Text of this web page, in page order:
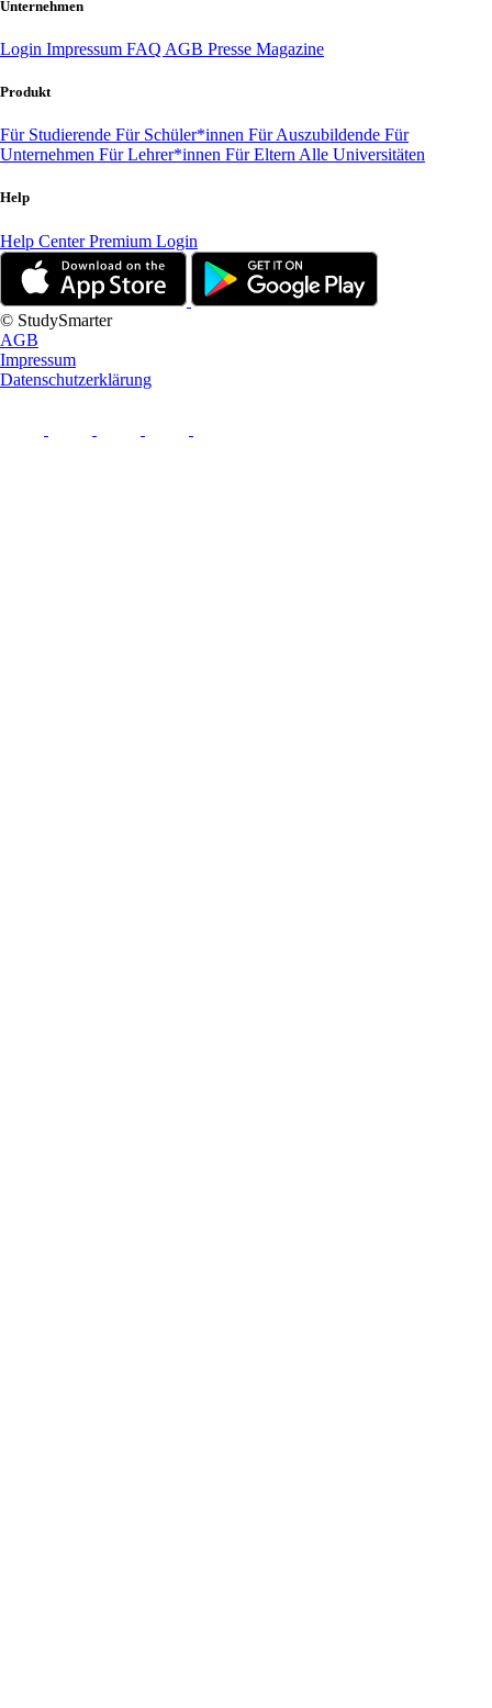
Unternehmen
Login Impressum FAQ AGB Presse Magazine
Produkt
Für Studierende Für Schüler*innen Für Auszubildende Für
Unternehmen Für Lehrer*innen Für Eltern Alle Universitäten
Help
Help CenterPremium Login
© StudySmarter
AGB
Impressum
Datenschutzerklärung